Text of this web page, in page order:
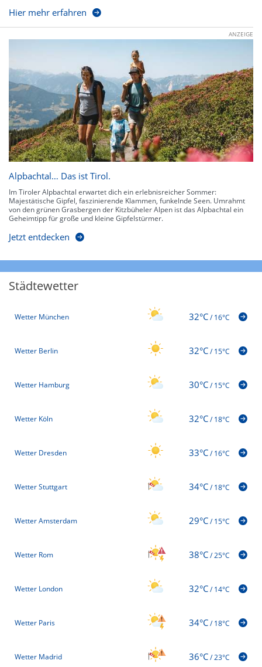
Hier mehr erfahren
ANZEIGE
Alpbachtal… Das ist Tirol.
Im Tiroler Alpbachtal erwartet dich ein erlebnisreicher Sommer:
Majestätische Gipfel, faszinierende Klammen, funkelnde Seen. Umrahmt
von den grünen Grasbergen der Kitzbüheler Alpen ist das Alpbachtal ein
Geheimtipp für große und kleine Gipfelstürmer.
Jetzt entdecken
Städtewetter
Wetter München 32°C/16°C
Wetter Berlin 32°C/15°C
Wetter Hamburg 30°C/15°C
Wetter Köln 32°C/18°C
Wetter Dresden 33°C/16°C
Wetter Stuttgart 34°C/18°C
Wetter Amsterdam 29°C/15°C
Wetter Rom 38°C/25°C
Wetter London 32°C/14°C
Wetter Paris 34°C/18°C
Wetter Madrid 36°C/23°C